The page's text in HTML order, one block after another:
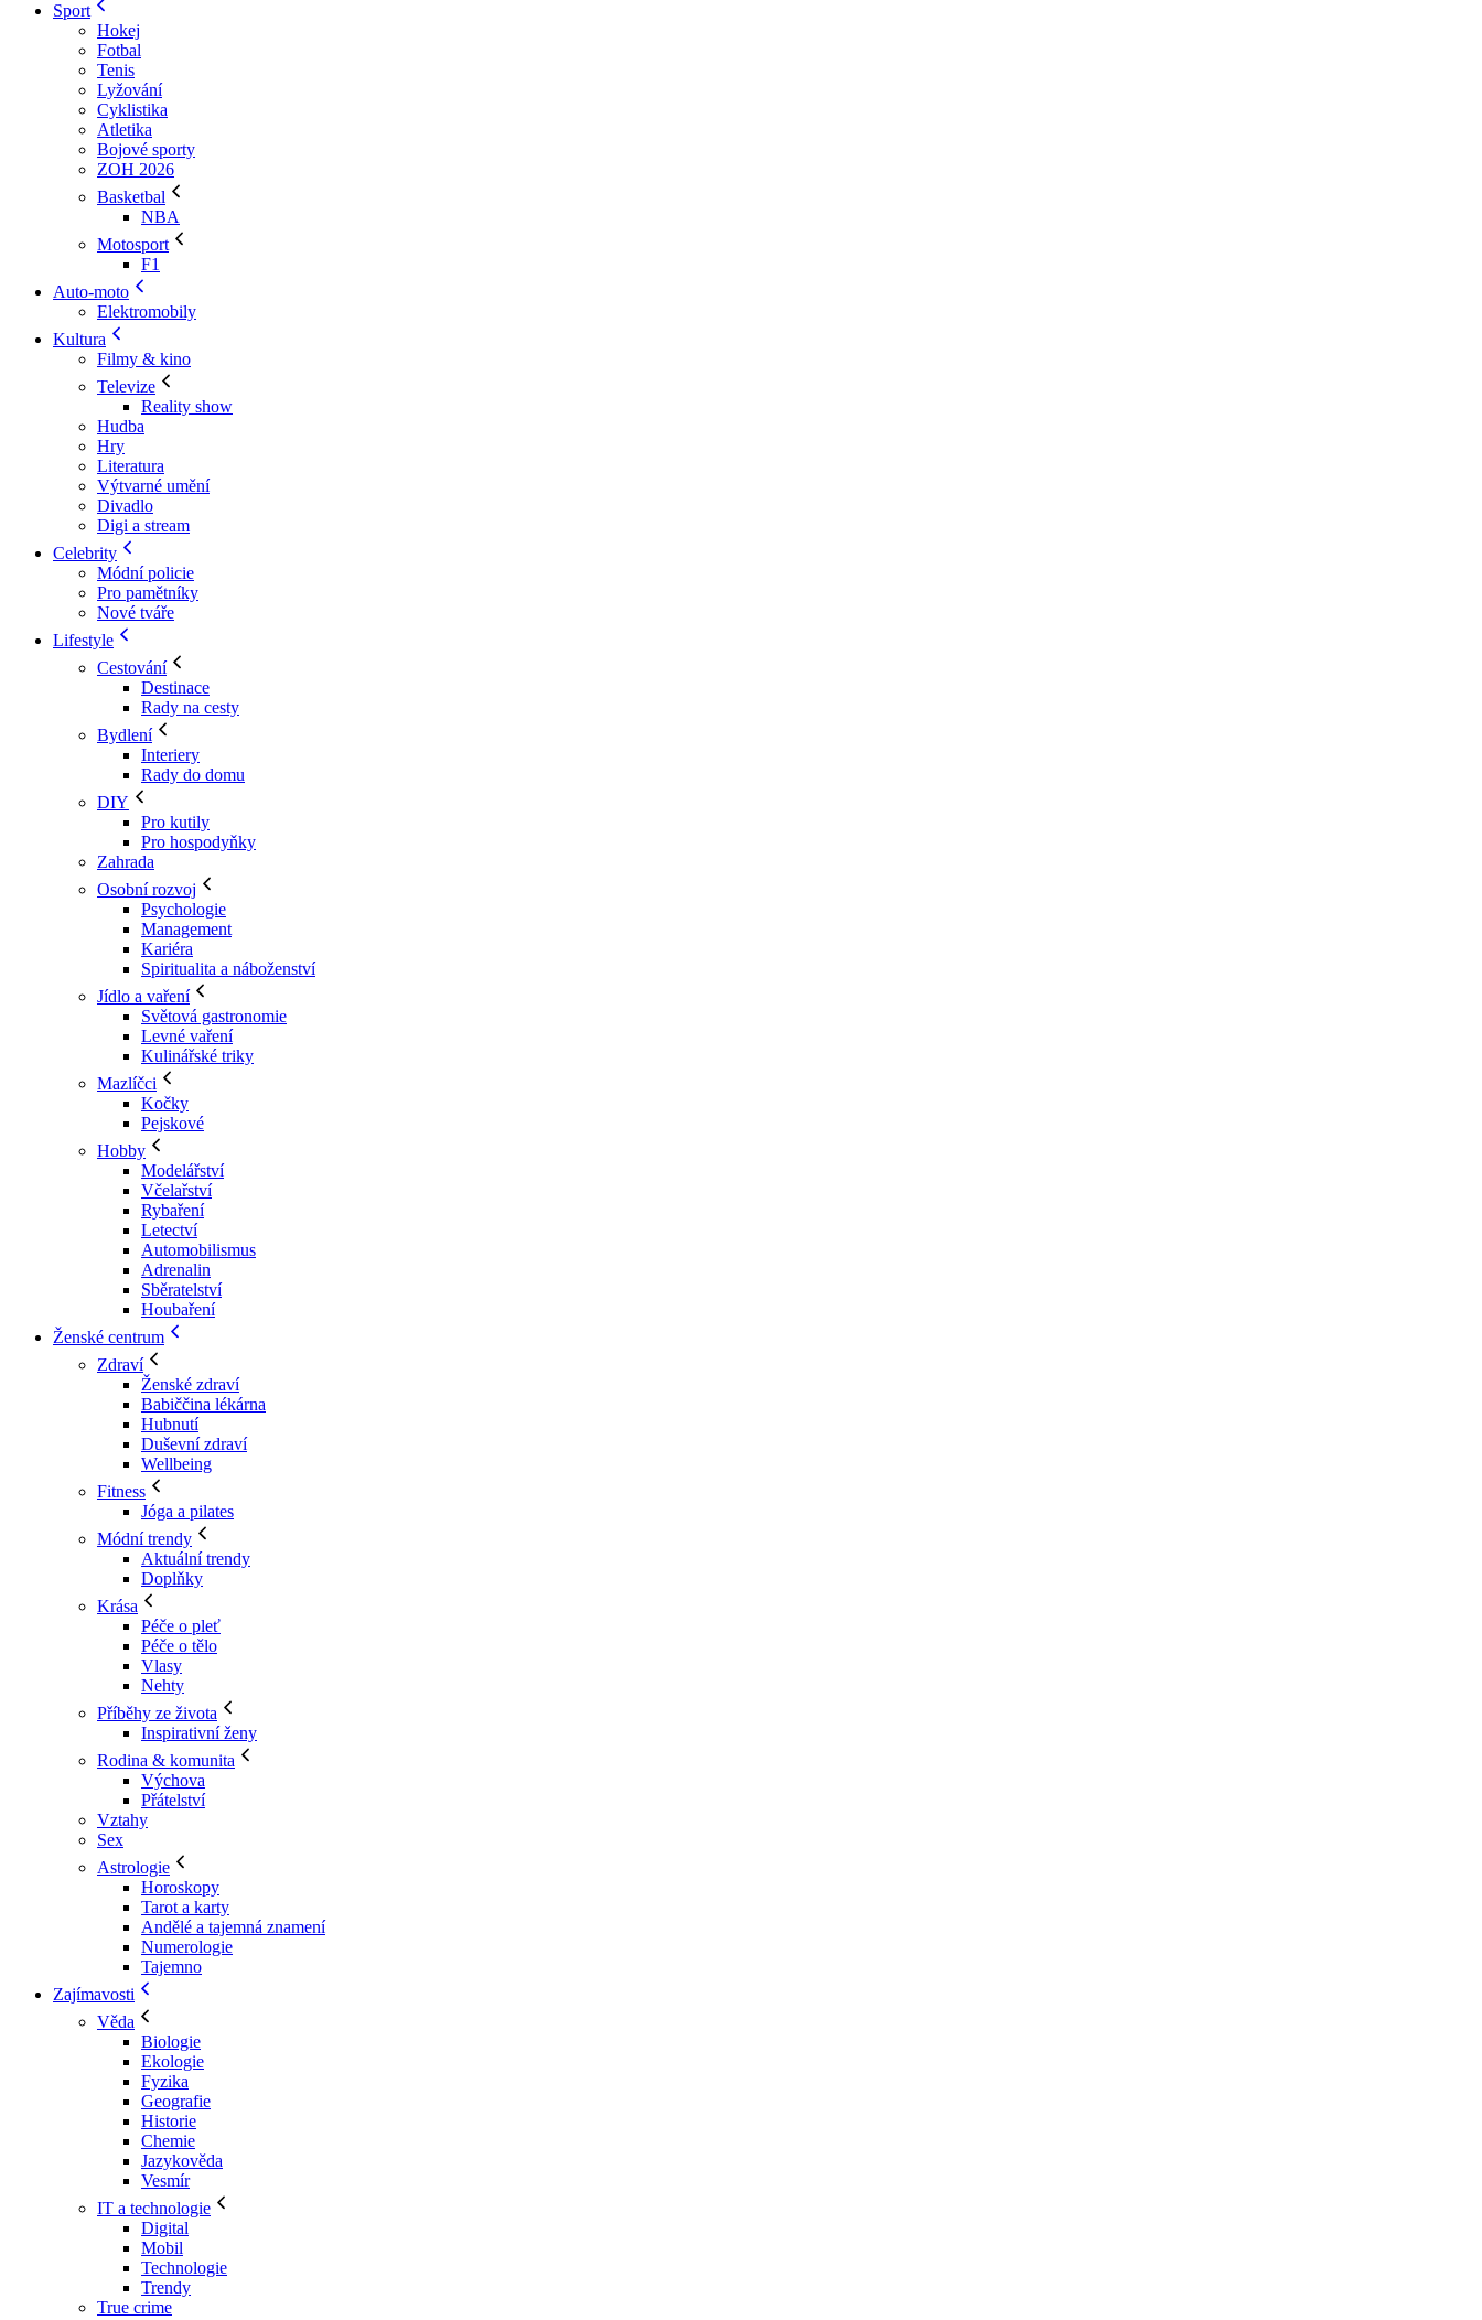
Sport
Hokej
Fotbal
Tenis
Lyžování
Cyklistika
Atletika
Bojové sporty
ZOH 2026
Basketbal
NBA
Motosport
F1
Auto-moto
Elektromobily
Kultura
Filmy & kino
Televize
Reality show
Hudba
Hry
Literatura
Výtvarné umění
Divadlo
Digi a stream
Celebrity
Módní policie
Pro pamětníky
Nové tváře
Lifestyle
Cestování
Destinace
Rady na cesty
Bydlení
Interiery
Rady do domu
DIY
Pro kutily
Pro hospodyňky
Zahrada
Osobní rozvoj
Psychologie
Management
Kariéra
Spiritualita a náboženství
Jídlo a vaření
Světová gastronomie
Levné vaření
Kulinářské triky
Mazlíčci
Kočky
Pejskové
Hobby
Modelářství
Včelařství
Rybaření
Letectví
Automobilismus
Adrenalin
Sběratelství
Houbaření
Ženské centrum
Zdraví
Ženské zdraví
Babiččina lékárna
Hubnutí
Duševní zdraví
Wellbeing
Fitness
Jóga a pilates
Módní trendy
Aktuální trendy
Doplňky
Krása
Péče o pleť
Péče o tělo
Vlasy
Nehty
Příběhy ze života
Inspirativní ženy
Rodina & komunita
Výchova
Přátelství
Vztahy
Sex
Astrologie
Horoskopy
Tarot a karty
Andělé a tajemná znamení
Numerologie
Tajemno
Zajímavosti
Věda
Biologie
Ekologie
Fyzika
Geografie
Historie
Chemie
Jazykověda
Vesmír
IT a technologie
Digital
Mobil
Technologie
Trendy
True crime